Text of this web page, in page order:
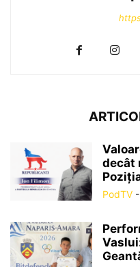
decât
PodTV -